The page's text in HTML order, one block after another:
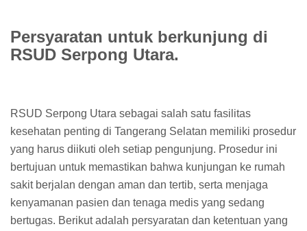
Persyaratan untuk berkunjung di
RSUD Serpong Utara.
RSUD Serpong Utara sebagai salah satu fasilitas
kesehatan penting di Tangerang Selatan memiliki prosedur
yang harus diikuti oleh setiap pengunjung. Prosedur ini
bertujuan untuk memastikan bahwa kunjungan ke rumah
sakit berjalan dengan aman dan tertib, serta menjaga
kenyamanan pasien dan tenaga medis yang sedang
bertugas. Berikut adalah persyaratan dan ketentuan yang